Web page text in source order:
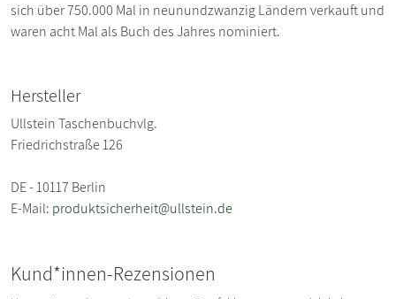
sich über 750.000 Mal in neunundzwanzig Ländern verkauft und
waren acht Mal als Buch des Jahres nominiert.
Hersteller
Ullstein Taschenbuchvlg.
Friedrichstraße 126
DE - 10117 Berlin
E-Mail: produktsicherheit@ullstein.de
Kund*innen-Rezensionen